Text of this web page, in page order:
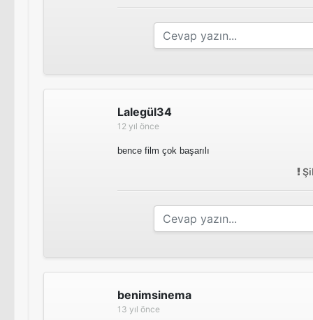
Lalegül34
12 yıl önce
bence film çok başarılı
benimsinema
13 yıl önce